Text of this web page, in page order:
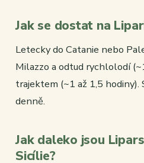
Jak se dostat na
Letecky do Catanie nebo
Milazzo a odtud rychlolodí
trajektem (~1 až 1,5
denně.
Jak daleko jsou
Sicílie?